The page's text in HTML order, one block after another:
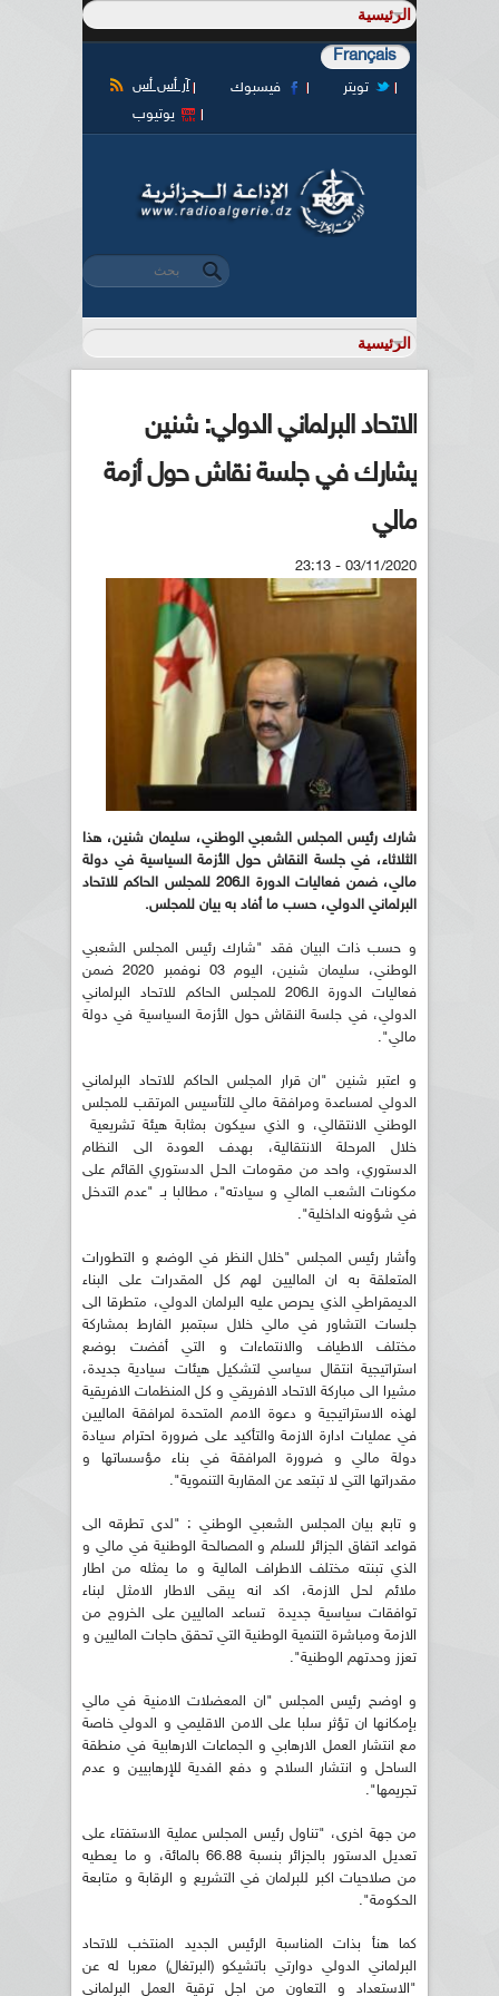
Français
آر أس أس فيسبوك
تويتر
يوتيوب
استمارة البحث
‏بحث ‏
الاتحاد البرلماني الدولي: شنين
يشارك في جلسة نقاش حول أزمة
مالي
03/11/2020 - 23:13
شارك رئيس المجلس الشعبي الوطني، سليمان شنين، هذا
الثلاثاء، في جلسة النقاش حول الأزمة السياسية في دولة
مالي، ضمن
فعاليات الدورة الـ206 للمجلس الحاكم للاتحاد
البرلماني الدولي، حسب ما أفاد به بيان للمجلس.
و حسب ذات البيان فقد "شارك رئيس المجلس الشعبي
الوطني، سليمان شنين، اليوم 03 نوفمبر 2020 ضمن
فعاليات الدورة الـ206 للمجلس الحاكم للاتحاد البرلماني
الدولي، في جلسة النقاش حول الأزمة السياسية في دولة
مالي".
و اعتبر شنين "ان قرار المجلس الحاكم للاتحاد البرلماني
الدولي لمساعدة ومرافقة مالي للتأسيس المرتقب للمجلس
الوطني الانتقالي، و الذي سيكون بمثابة هيئة تشريعية
خلال المرحلة الانتقالية، بهدف العودة الى النظام
الدستوري، واحد من مقومات الحل الدستوري القائم على
مكونات الشعب المالي و سيادته"، مطالبا بـ "عدم التدخل
في شؤونه الداخلية".
وأشار رئيس المجلس "خلال النظر في الوضع و التطورات
المتعلقة به ان الماليين لهم كل المقدرات على البناء
الديمقراطي الذي يحرص عليه البرلمان الدولي، متطرقا الى
جلسات التشاور في مالي خلال سبتمبر الفارط بمشاركة
مختلف الاطياف والانتماءات و التي أفضت بوضع
استراتيجية انتقال سياسي لتشكيل هيئات سيادية جديدة،
مشيرا الى مباركة الاتحاد الافريقي و كل المنظمات الافريقية
لهذه الاستراتيجية و دعوة الامم المتحدة لمرافقة الماليين
في عمليات ادارة الازمة والتأكيد على ضرورة احترام سيادة
دولة مالي و ضرورة المرافقة في بناء مؤسساتها و
مقدراتها التي لا تبتعد عن المقاربة التنموية".
و تابع بيان المجلس الشعبي الوطني : "لدى تطرقه الى
قواعد اتفاق الجزائر للسلم و المصالحة الوطنية في مالي و
الذي تبنته مختلف الاطراف المالية و ما يمثله من اطار
ملائم لحل الازمة، اكد انه يبقى الاطار الامثل لبناء
توافقات سياسية جديدة تساعد الماليين على الخروج من
الازمة ومباشرة التنمية الوطنية التي تحقق حاجات الماليين و
تعزز وحدتهم الوطنية".
و اوضح رئيس المجلس "ان المعضلات الامنية في مالي
بإمكانها ان تؤثر سلبا على الامن الاقليمي و الدولي خاصة
مع انتشار العمل الارهابي و الجماعات الارهابية في منطقة
الساحل و انتشار السلاح و دفع الفدية للإرهابيين و عدم
تجريمها".
من جهة اخرى، "تناول رئيس المجلس عملية الاستفتاء على
تعديل الدستور بالجزائر بنسبة 66.88 بالمائة، و ما يعطيه
من صلاحيات اكبر للبرلمان في التشريع و الرقابة و متابعة
الحكومة".
كما هنأ بذات المناسبة الرئيس الجديد المنتخب للاتحاد
البرلماني الدولي دوارتي باتشيكو (البرتغال) معربا له عن
"الاستعداد و التعاون من اجل ترقية العمل البرلماني